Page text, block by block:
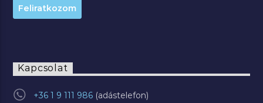
Kapcsolat
+36 1 9 111 986